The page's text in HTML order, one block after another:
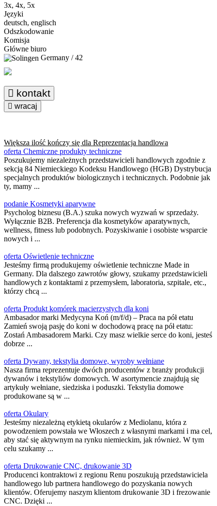
3x, 4x, 5x
Języki
deutsch, englisch
Odszkodowanie
Komisja
Główne biuro
Germany / 42
kontakt
wracaj
Większa ilość kończy się dla Reprezentacja handlowa
oferta Chemiczne produkty techniczne
Poszukujemy niezależnych przedstawicieli handlowych zgodnie z
sekcją 84 Niemieckiego Kodeksu Handlowego (HGB) Dystrybucja
specjalnych produktów biologicznych i technicznych. Podobnie jak
ty, mamy ...
podanie Kosmetyki aparywne
Psycholog biznesu (B.A.) szuka nowych wyzwań w sprzedaży.
Wyłącznie B2B. Preferencja dla kosmetyków aparatywnych,
wellness, fitness lub podobnych. Pozyskiwanie i osobiste wsparcie
nowych i ...
oferta Oświetlenie techniczne
Jesteśmy firmą produkujemy oświetlenie techniczne Made in
Germany. Dla dalszego zawrotów głowy, szukamy przedstawicieli
handlowych z kontaktami z przemysłem, laboratoria, szpitale, etc.,
którzy chcą ...
oferta Produkt komórek macierzystych dla koni
Ambasador marki Medycyna Koń (m/f/d) – Praca na pół etatu
Zamień swoją pasję do koni w dochodową pracę na pół etatu:
Zostań Ambasadorem Marki. Czy masz wielkie serce do koni, jesteś
dobrze ...
oferta Dywany, tekstylia domowe, wyroby wełniane
Nasza firma reprezentuje dwóch producentów z branży produkcji
dywanów i tekstyliów domowych. W asortymencie znajdują się
artykuły wełniane, siedziska i poduszki. Tekstylia domowe
produkowane są w ...
oferta Okulary
Jesteśmy niezależną etykietą okularów z Mediolanu, która z
powodzeniem powstała we Włoszech z własnymi markami i ma cel,
aby stać się aktywnym na rynku niemieckim, jak również. W tym
celu szukamy ...
oferta Drukowanie CNC, drukowanie 3D
Producenci kontraktowi z regionu Renu poszukują przedstawiciela
handlowego lub partnera handlowego do pozyskania nowych
klientów. Oferujemy naszym klientom drukowanie 3D i frezowanie
CNC. Dzięki ...